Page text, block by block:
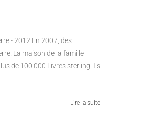
- 2012 En 2007, des
La maison de la famille
de 100 000 Livres sterling. Ils
Lire la suite